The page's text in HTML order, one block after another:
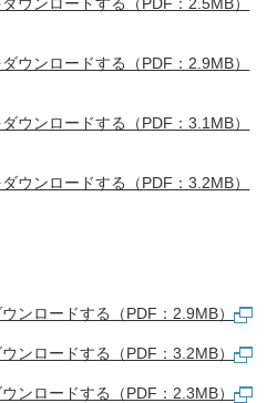
ウンロードする（PDF：2.9MB）
ウンロードする（PDF：3.1MB）
ウンロードする（PDF：3.2MB）
ウンロードする（PDF：2.9MB）
ウンロードする（PDF：3.2MB）
ウンロードする（PDF：2.3MB）